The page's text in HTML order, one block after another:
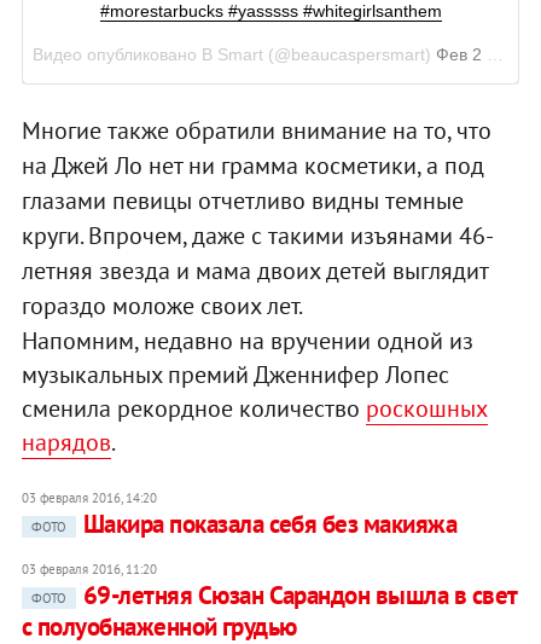
#morestarbucks #yasssss #whitegirlsanthem
Видео опубликовано B Smart (@beaucaspersmart) Фев 2 2016 в 4:51 PST
Многие также обратили внимание на то, что
на Джей Ло нет ни грамма косметики, а под
глазами певицы отчетливо видны темные
круги. Впрочем, даже с такими изъянами 46-
летняя звезда и мама двоих детей выглядит
гораздо моложе своих лет.
Напомним, недавно на вручении одной из
музыкальных премий Дженнифер Лопес
сменила рекордное количество роскошных
нарядов.
03 февраля 2016, 14:20
ФОТО
Шакира показала себя без макияжа
03 февраля 2016, 11:20
ФОТО
69-летняя Сюзан Сарандон вышла в свет
с полуобнаженной грудью